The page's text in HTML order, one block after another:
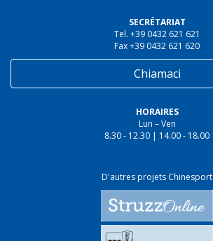
SECRÉTARIAT
Tel. +39 0432 621 621
Fax +39 0432 621 620
Chiamaci
HORAIRES
Lun – Ven
8.30 - 12.30 | 14.00 - 18.00
D'autres projets Chinesport